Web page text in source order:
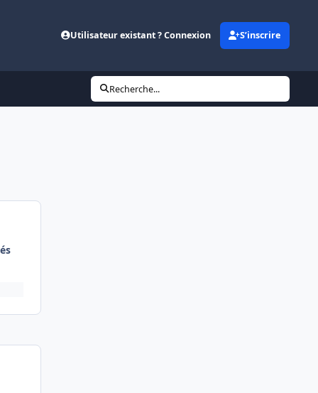
Utilisateur existant ? Connexion S’inscrire
Recherche...